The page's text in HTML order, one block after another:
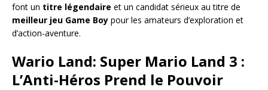
font un titre légendaire et un candidat sérieux au titre de
meilleur jeu Game Boy pour les amateurs d’exploration et
d’action-aventure.
Wario Land: Super Mario Land 3 :
L’Anti-Héros Prend le Pouvoir